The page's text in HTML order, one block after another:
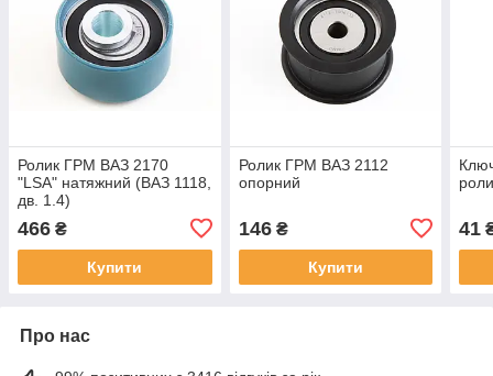
Ролик ГРМ ВАЗ 2170
"LSA" натяжний (ВАЗ 1118,
дв. 1.4)
466 ₴
Купити
Ролик ГРМ ВАЗ 2112
опорний
146₴
Купити
41
Про нас